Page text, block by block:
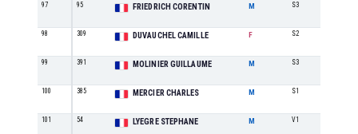
97 95 FRIEDRICH CORENTIN M S3
98 309 DUVAUCHEL CAMILLE F S2
99 391 MOLINIER GUILLAUME M S3
100 385 MERCIER CHARLES M S1
101 54 LYEGRE STEPHANE M V1